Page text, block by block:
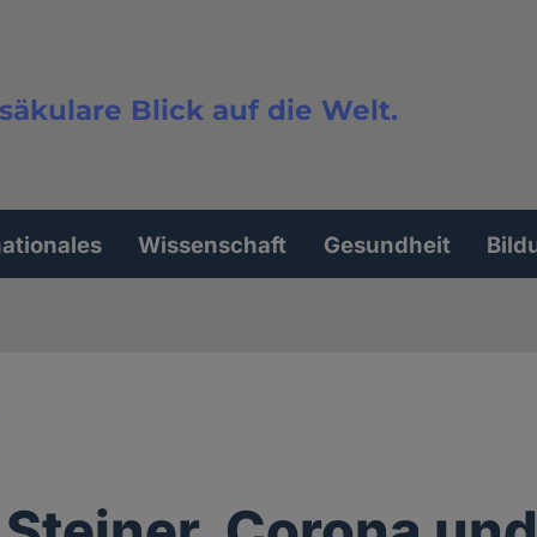
Blick auf die Welt.
Wissenschaft Gesundheit